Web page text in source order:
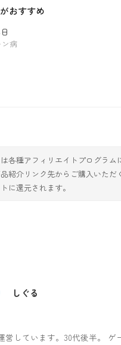
おすすめ
病
各種アフィリエイトプログラム
紹介リンク先からご購入いただ
に還元されます。
しぐる
営しています。30代後半。 ゲ